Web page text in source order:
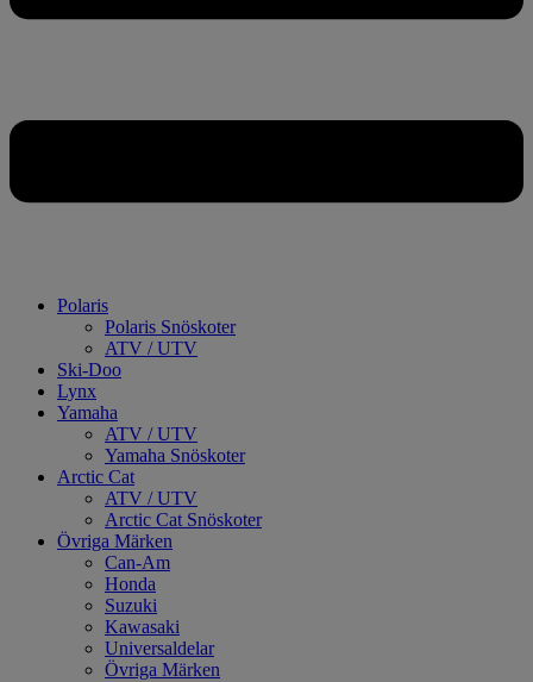
Polaris
Polaris Snöskoter
ATV / UTV
Ski-Doo
Lynx
Yamaha
ATV / UTV
Yamaha Snöskoter
Arctic Cat
ATV / UTV
Arctic Cat Snöskoter
Övriga Märken
Can-Am
Honda
Suzuki
Kawasaki
Universaldelar
Övriga Märken